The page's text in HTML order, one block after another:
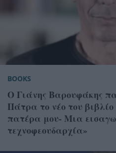
BOOKS
Ο Γιάνης Βαρουφάκης
Πάτρα το νέο του
πατέρα μου- Μια
τεχνοφεουδαρχία»